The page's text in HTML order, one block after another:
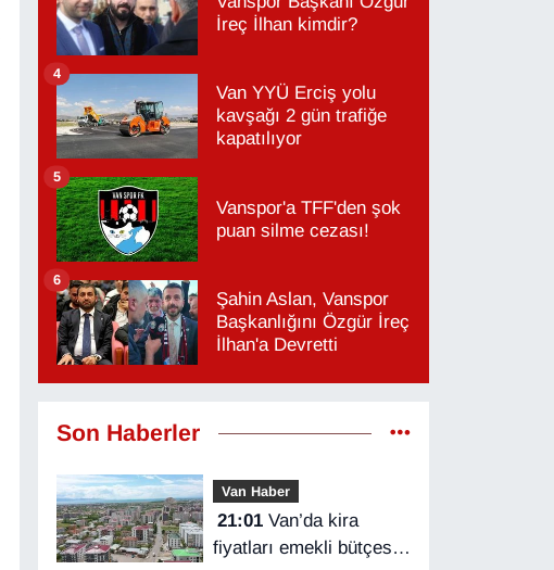
İreç İlhan kimdir?
Van YYÜ Erciş yolu
kavşağı 2 gün trafiğe
kapatılıyor
4
Vanspor'a TFF'den şok
puan silme cezası!
5
Şahin Aslan, Vanspor
Başkanlığını Özgür İreç
İlhan'a Devretti
6
Son Haberler
Van Haber
21:01Van’da kira
fiyatları emekli bütçesini